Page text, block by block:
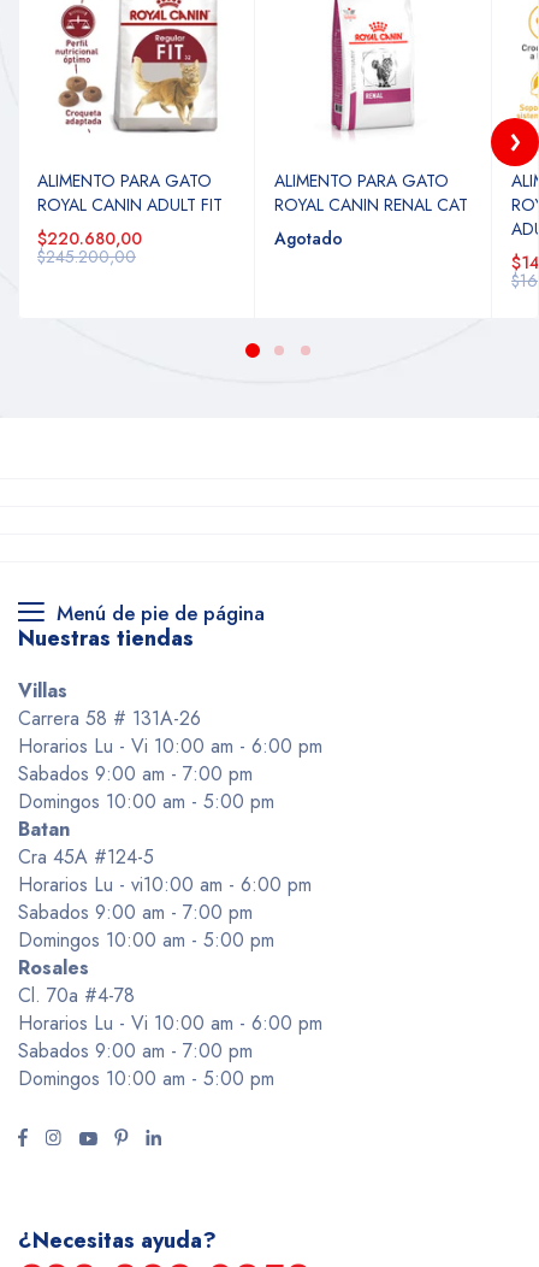
ALIMENTO PARA GATO
ROYAL CANIN ADULT FIT
$220.680,00
$245.200,00
ALIMENTO PARA GATO
ROYAL CANIN RENAL CAT
Agotado
Menú de pie de página
Nuestras tiendas
Villas
Carrera 58 # 131A-26
Horarios Lu - Vi 10:00 am - 6:00 pm
Sabados 9:00 am - 7:00 pm
Domingos 10:00 am - 5:00 pm
Batan
Cra 45A #124-5
Horarios Lu - vi10:00 am - 6:00 pm
Sabados 9:00 am - 7:00 pm
Domingos 10:00 am - 5:00 pm
Rosales
Cl. 70a #4-78
Horarios Lu - Vi 10:00 am - 6:00 pm
Sabados 9:00 am - 7:00 pm
Domingos 10:00 am - 5:00 pm
¿Necesitas ayuda?